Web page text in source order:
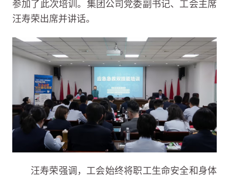
参加了此次培训。集团公司党委副书记、工会主席
汪寿荣出席并讲话。
汪寿荣强调，工会始终将职工生命安全和身体